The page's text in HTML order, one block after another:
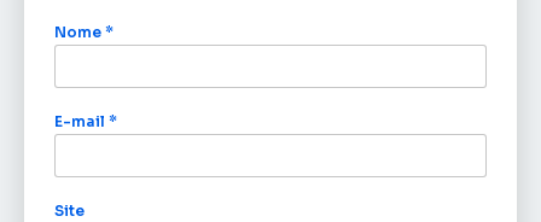
Nome *
E-mail *
Site